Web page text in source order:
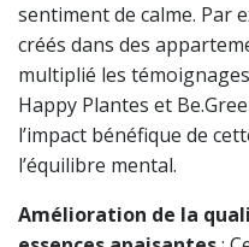
sentiment de calme. Par
créés dans des
multiplié les
Happy Plantes et
l’impact bénéfique de
l’équilibre mental.
Amélioration de la